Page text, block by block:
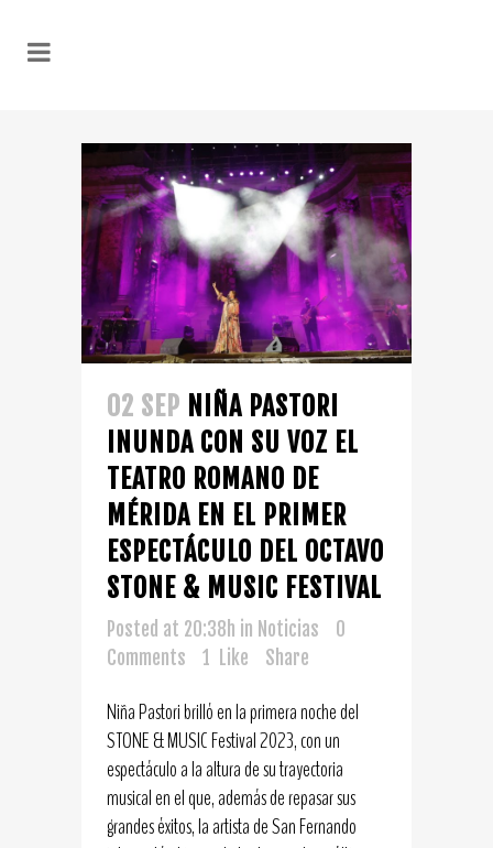
02 SEP NIÑA PASTORI
INUNDA CON SU VOZ EL
TEATRO ROMANO DE
MÉRIDA EN EL PRIMER
ESPECTÁCULO DEL OCTAVO
STONE & MUSIC FESTIVAL
Posted at 20:38h in Noticias
0
Comments
1 Like Share
Niña Pastori brilló en la primera noche del
STONE & MUSIC Festival 2023, con un
espectáculo a la altura de su trayectoria
musical en el que, además de repasar sus
grandes éxitos, la artista de San Fernando